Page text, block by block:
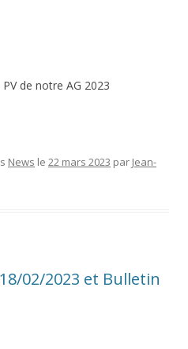
de notre AG 2023
News le 22 mars 2023 par Jean-
02/2023 et Bulletin